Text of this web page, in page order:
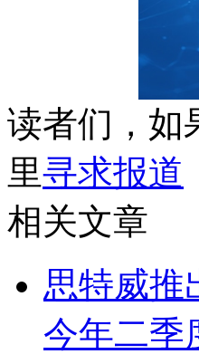
读者们，如
里寻求报道
相关文章
思特威推
今年二季